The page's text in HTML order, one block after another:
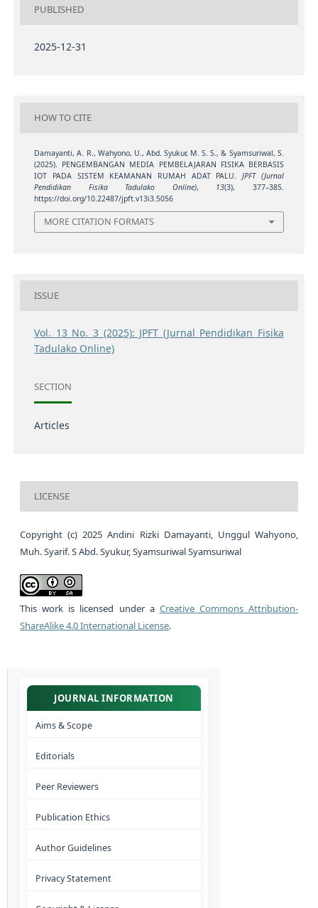
PUBLISHED
2025-12-31
HOW TO CITE
Damayanti, A. R., Wahyono, U., Abd. Syukur, M. S. S., & Syamsuriwal, S.
(2025). PENGEMBANGAN MEDIA PEMBELAJARAN FISIKA BERBASIS
IOT PADA SISTEM KEAMANAN RUMAH ADAT PALU. JPFT (Jurnal
Pendidikan Fisika Tadulako Online), 13(3), 377–385.
https://doi.org/10.22487/jpft.v13i3.5056
MORE CITATION FORMATS
ISSUE
Vol. 13 No. 3 (2025): JPFT (Jurnal Pendidikan Fisika
Tadulako Online)
SECTION
Articles
LICENSE
Copyright (c) 2025 Andini Rizki Damayanti, Unggul Wahyono,
Muh. Syarif. S Abd. Syukur, Syamsuriwal Syamsuriwal
This work is licensed under a Creative Commons Attribution-
ShareAlike 4.0 International License.
JOURNAL INFORMATION
Aims & Scope
Editorials
Peer Reviewers
Publication Ethics
Author Guidelines
Privacy Statement